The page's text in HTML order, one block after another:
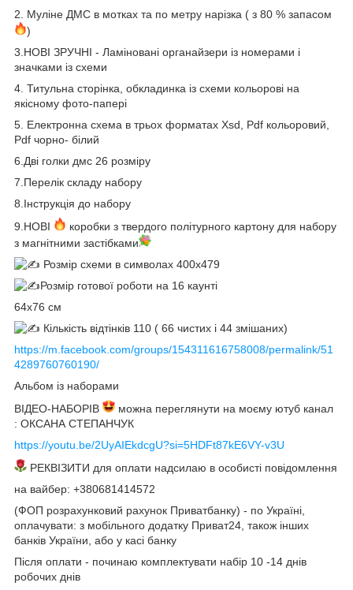
2. Муліне ДМС в мотках та по метру нарізка ( з 80 % запасом
)
3.НОВІ ЗРУЧНІ - Ламіновані органайзери із номерами і
значками із схеми
4. Титульна сторінка, обкладинка із схеми кольорові на
якісному фото-папері
5. Електронна схема в трьох форматах Xsd, Pdf кольоровий,
Pdf чорно- білий
6.Дві голки дмс 26 розміру
7.Перелік складу набору
8.Інструкція до набору
9.НОВІ
коробки з твердого політурного картону для набору
з магнітними застібками
Розмір схеми в символах 400х479
Розмір готової роботи на 16 каунті
64х76 см
Кількість відтінків 110 ( 66 чистих і 44 змішаних)
https://m.facebook.com/groups/154311616758008/permalink/51
4289760760190/
Альбом із наборами
ВІДЕО-НАБОРІВ
можна переглянути на моєму ютуб канал
: ОКСАНА СТЕПАНЧУК
https://youtu.be/2UyAIEkdcgU?si=5HDFt87kE6VY-v3U
РЕКВІЗИТИ для оплати надсилаю в особисті повідомлення
на вайбер: +380681414572
(ФОП розрахунковий рахунок Приватбанку) - по Україні,
оплачувати: з мобільного додатку Приват24, також інших
банків України, або у касі банку
Після оплати - починаю комплектувати набір 10 -14 днів
робочих днів